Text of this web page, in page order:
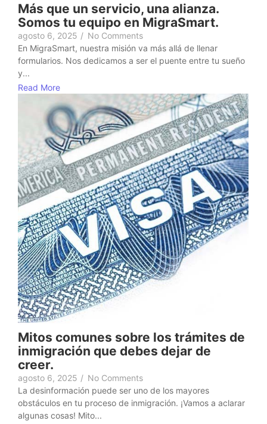
Más que un servicio, una alianza.
Somos tu equipo en MigraSmart.
agosto 6, 2025 / No Comments
En MigraSmart, nuestra misión va más allá de llenar
formularios. Nos dedicamos a ser el puente entre tu sueño
y...
Read More
Mitos comunes sobre los trámites de
inmigración que debes dejar de
creer.
agosto 6, 2025 / No Comments
La desinformación puede ser uno de los mayores
obstáculos en tu proceso de inmigración. ¡Vamos a aclarar
algunas cosas! Mito...